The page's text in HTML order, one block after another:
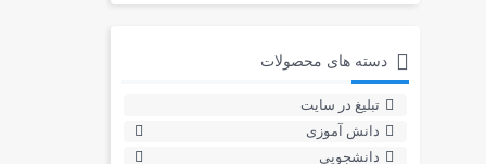
دسته های محصولات
تبلیغ در سایت
دانش آموزی
دانشجویی